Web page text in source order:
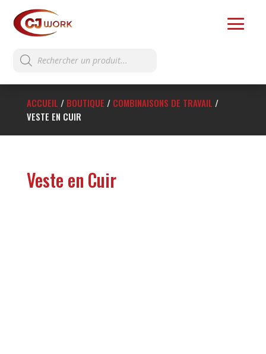
de
produits
ACCUEIL / BOUTIQUE / COMBINAISONS DE TRAVAIL /
VESTE EN CUIR
Veste en Cuir